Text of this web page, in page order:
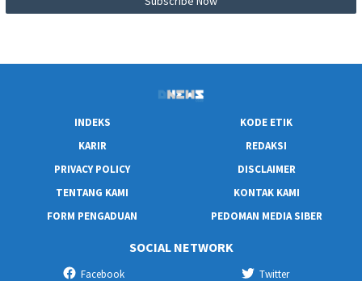
INDEKS
KODE ETIK
KARIR
REDAKSI
PRIVACY POLICY
DISCLAIMER
TENTANG KAMI
KONTAK KAMI
FORM PENGADUAN
PEDOMAN MEDIA SIBER
SOCIAL NETWORK
Facebook Twitter